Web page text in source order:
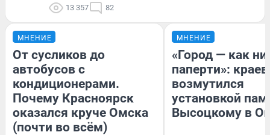
13 357 82
МНЕНИЕ
От сусликов до
автобусов с
кондиционерами.
Почему Красноярск
оказался круче Омска
(почти во всём)
МНЕНИЕ
«Город — как
паперти»:
возмутился
установкой
Высоцкому в